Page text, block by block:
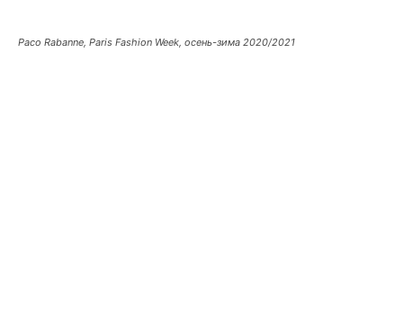
Paco Rabanne, Paris Fashion Week, осень-зима 2020/2021